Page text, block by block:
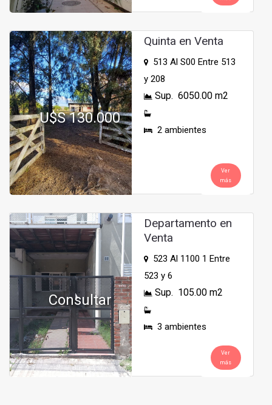
U$S 130.000
Quinta en Venta
513 Al S00 Entre 513
y 208
Sup. 6050.00 m2
2 ambientes
Ver
más
Consultar
Departamento en
Venta
523 Al 1100 1 Entre
523 y 6
Sup. 105.00 m2
3 ambientes
Ver
más